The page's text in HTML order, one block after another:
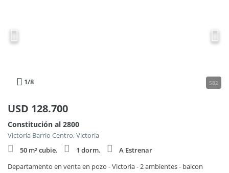
1/8 582
USD 128.700
Constitución al 2800
Victoria Barrio Centro, Victoria
50 m² cubie.
1 dorm.
A Estrenar
Departamento en venta en pozo - Victoria - 2 ambientes - balcon